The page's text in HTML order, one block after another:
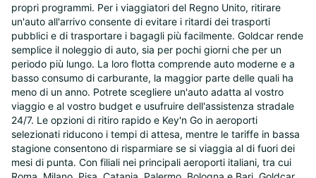
propri programmi. Per i viaggiatori del Regno Unito, ritirare
un'auto all'arrivo consente di evitare i ritardi dei trasporti
pubblici e di trasportare i bagagli più facilmente. Goldcar rende
semplice il noleggio di auto, sia per pochi giorni che per un
periodo più lungo. La loro flotta comprende auto moderne e a
basso consumo di carburante, la maggior parte delle quali ha
meno di un anno. Potrete scegliere un'auto adatta al vostro
viaggio e al vostro budget e usufruire dell'assistenza stradale
24/7. Le opzioni di ritiro rapido e Key'n Go in aeroporti
selezionati riducono i tempi di attesa, mentre le tariffe in bassa
stagione consentono di risparmiare se si viaggia al di fuori dei
mesi di punta. Con filiali nei principali aeroporti italiani, tra cui